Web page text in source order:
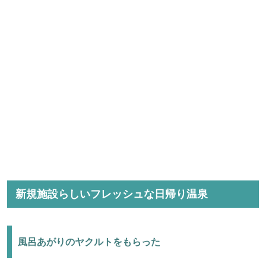
新規施設らしいフレッシュな日帰り温泉
風呂あがりのヤクルトをもらった